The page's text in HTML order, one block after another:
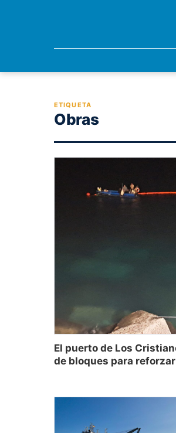
ETIQUETA
Obras
El puerto de Los
de bloques para